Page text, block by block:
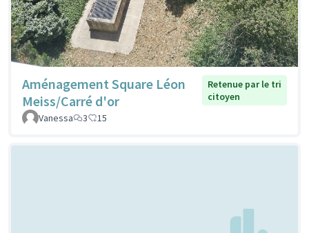
Aménagement Square Léon
Meiss/Carré d'or
Retenue par le tri
citoyen
Vanessa
3 15